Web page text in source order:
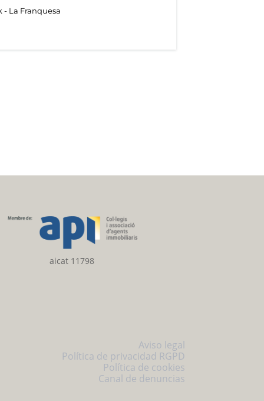
- La Franquesa
aicat 11798
Aviso legal
Política de privacidad RGPD
Política de cookies
Canal de denuncias